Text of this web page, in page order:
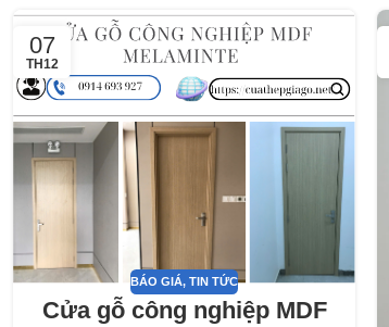
07
TH12
BÁO GIÁ, TIN TỨC
Cửa gỗ công nghiệp MDF